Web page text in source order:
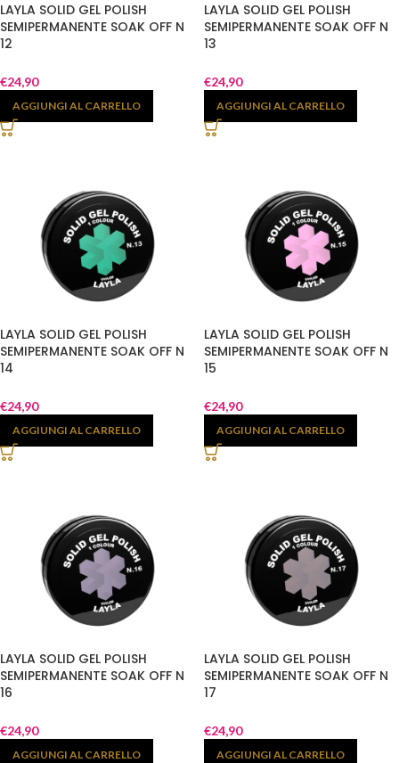
LAYLA SOLID GEL POLISH
SEMIPERMANENTE SOAK OFF N
12
€24,90
AGGIUNGI AL CARRELLO
LAYLA SOLID GEL POLISH
SEMIPERMANENTE SOAK OFF N
13
€24,90
AGGIUNGI AL CARRELLO
LAYLA SOLID GEL POLISH
SEMIPERMANENTE SOAK OFF N
14
€24,90
AGGIUNGI AL CARRELLO
LAYLA SOLID GEL POLISH
SEMIPERMANENTE SOAK OFF N
15
€24,90
AGGIUNGI AL CARRELLO
LAYLA SOLID GEL POLISH
SEMIPERMANENTE SOAK OFF N
16
€24,90
AGGIUNGI AL CARRELLO
LAYLA SOLID GEL POLISH
SEMIPERMANENTE SOAK OFF N
17
€24,90
AGGIUNGI AL CARRELLO